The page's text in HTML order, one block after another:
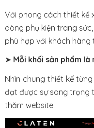
Với phong cách thiết kế
dòng phụ kiện trang
phù hợp với khách hàng
➤ Mỗi khối sản phẩm
Nhìn chung thiết kế
đạt được sự sang trọng
thăm website.